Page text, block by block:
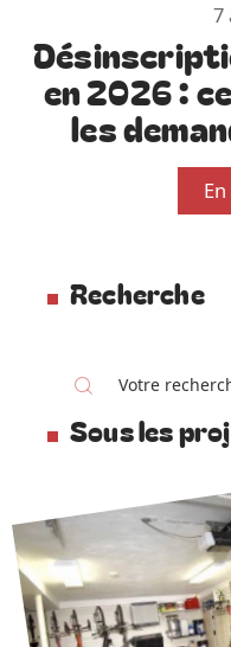
7
en 2026 :
les
Recherche
Sous les